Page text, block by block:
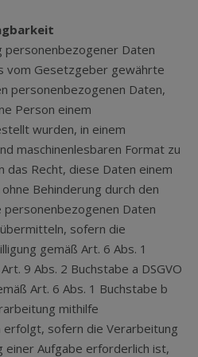
personenbezogener Daten
vom Gesetzgeber gewährte
personenbezogenen Daten,
Person einem
wurden, in einem
maschinenlesbaren Format zu
das Recht, diese Daten einem
Behinderung durch den
Daten
sofern die
gemäß Art. 6 Abs. 1
9 Abs. 2 Buchstabe a DSGVO
Art. 6 Abs. 1 Buchstabe b
mithilfe
sofern die Verarbeitung
einer Aufgabe erforderlich ist,